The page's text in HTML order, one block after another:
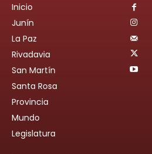
Inicio
Junín
La Paz
Rivadavia
San Martín
Santa Rosa
Provincia
Mundo
Legislatura